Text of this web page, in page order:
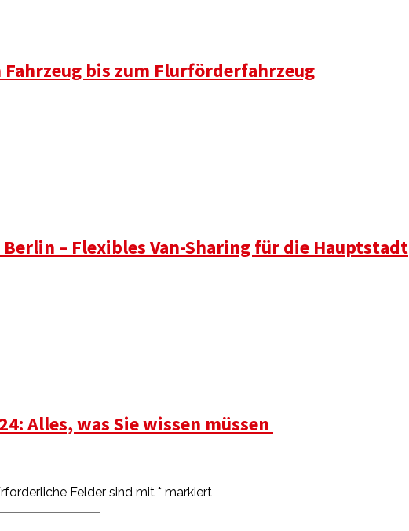
bis zum Flurförderfahrzeug
– Flexibles Van-Sharing für die Hauptstadt
Alles, was Sie wissen müssen
Felder sind mit * markiert